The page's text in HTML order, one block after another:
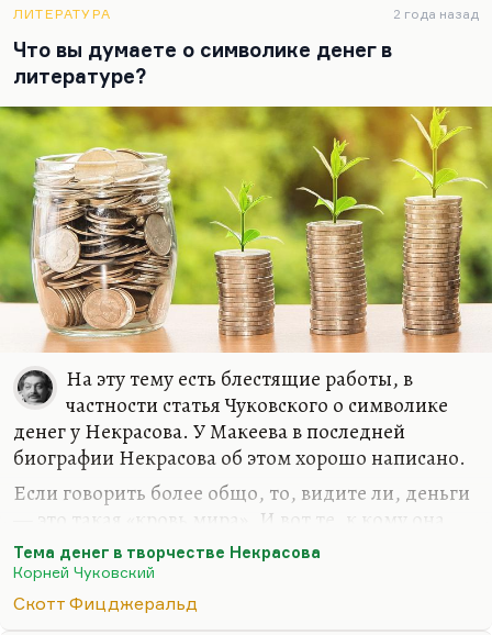
ЛИТЕРАТУРА 2 года назад
Что вы думаете о символике денег в
литературе?
На эту тему есть блестящие работы, в
частности статья Чуковского о символике
денег у Некрасова. У Макеева в последней
биографии Некрасова об этом хорошо написано.
Если говорить более общо, то, видите ли, деньги
— это такая «кровь мира». И вот те, к кому она
приливает, те, кто умеют это делать — это,
конечно… я не могу сказать, что особенные люди
(я, в отличие от Фицджеральда, не считаю
Тема денег в творчестве Некрасова
Корней Чуковский
Скотт Фицджеральд